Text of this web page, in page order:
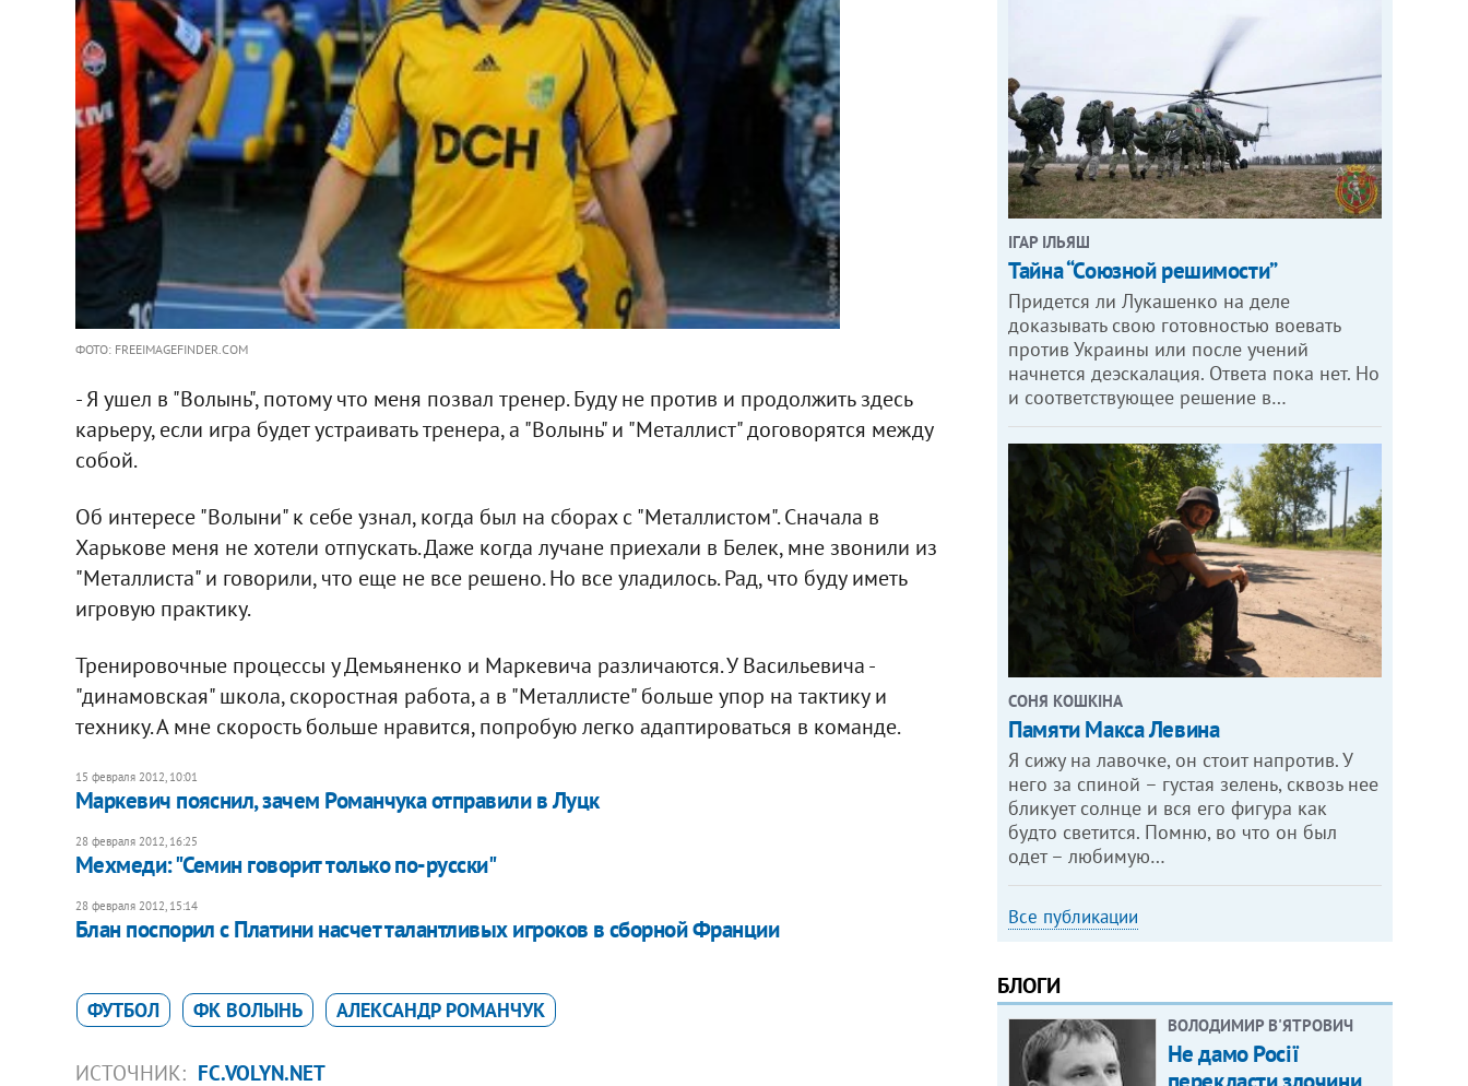
ФОТО: FREEIMAGEFINDER.COM
- Я ушел в "Волынь", потому что меня позвал тренер. Буду не против и продолжить здесь
карьеру, если игра будет устраивать тренера, а "Волынь" и "Металлист" договорятся между
собой.
Об интересе "Волыни" к себе узнал, когда был на сборах с "Металлистом". Сначала в
Харькове меня не хотели отпускать. Даже когда лучане приехали в Белек, мне звонили из
"Металлиста" и говорили, что еще не все решено. Но все уладилось. Рад, что буду иметь
игровую практику.
Тренировочные процессы у Демьяненко и Маркевича различаются. У Васильевича -
"динамовская" школа, скоростная работа, а в "Металлисте" больше упор на тактику и
технику. А мне скорость больше нравится, попробую легко адаптироваться в команде.
15 февраля 2012, 10:01
Маркевич пояснил, зачем Романчука отправили в Луцк
28 февраля 2012, 16:25
Мехмеди: "Семин говорит только по-русски"
28 февраля 2012, 15:14
Блан поспорил с Платини насчет талантливых игроков в сборной Франции
ФУТБОЛ ФК ВОЛЫНЬ АЛЕКСАНДР РОМАНЧУК
ИСТОЧНИК: FC.VOLYN.NET
ІГАР ІЛЬЯШ
Тайна “Союзной решимости”
Придется ли Лукашенко на деле
доказывать свою готовностью воевать
против Украины или после учений
начнется деэскалация. Ответа пока нет. Но
и соответствующее решение в…
СОНЯ КОШКІНА
Памяти Макса Левина
Я сижу на лавочке, он стоит напротив. У
него за спиной – густая зелень, сквозь нее
бликует солнце и вся его фигура как
будто светится. Помню, во что он был
одет – любимую…
Все публикации
БЛОГИ
ВОЛОДИМИР В'ЯТРОВИЧ
Не дамо Росії